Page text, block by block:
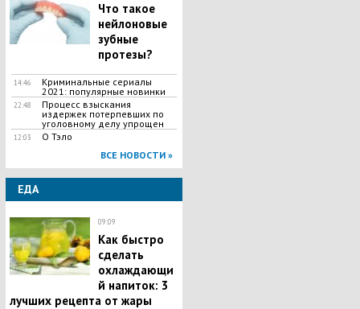
Что такое
нейлоновые
зубные
протезы?
14:46
Криминальные сериалы
2021: популярные новинки
22:48
Процесс взыскания
издержек потерпевших по
уголовному делу упрощен
12:03
О Тэло
ВСЕ НОВОСТИ »
ЕДА
09:09
Как быстро
сделать
охлаждающи
й напиток: 3
лучших рецепта от жары